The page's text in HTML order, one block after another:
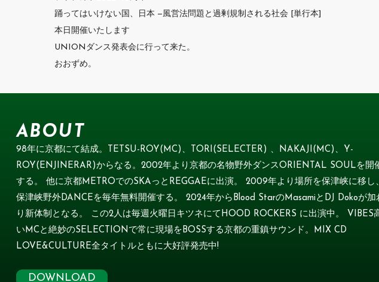
踊ってはいけない国、日本 —風営法問題と過剰規制される社会 [単行本]
本日開催いたします
UNIONダンス発表会に行って来た。
おおずめ。
ABOUT
98年に京都にて結成。TETSU-ROY(MC)、TORI(SELECTER) 、NAKAJI(MC)、Y-
ROY(ENJINERAR)からなる。2002年より京都の名物野外ダンスORIENTAL SOULを開
する。 他に京都METROでのSKAっとREGGAEに出演。 2009年より場所を保津峡に移し
保津峡野外DANCEを毎年無料開催する。 2024年からBlood StarのMasamiとDJ Dokoが加
り新体制となる。 この2人は毎週火曜日キツネにてHOOD ROCKERS に出演中。 VIBES
いMCと絶妙のSELECTIONで常に現場をBOSSする京都の重鎮サウンド。MIX CD
LOVE&CULTURE全タイトルともに大好評発売中!
DOWNLOAD